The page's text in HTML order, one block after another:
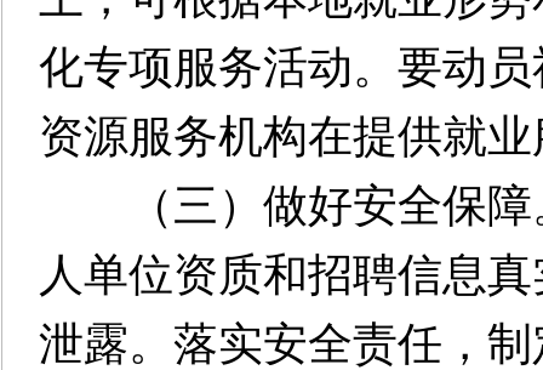
化专项服务活动。要动
资源服务机构在提供就
（三）做好安全保障
人单位资质和招聘信息
泄露。落实安全责任，